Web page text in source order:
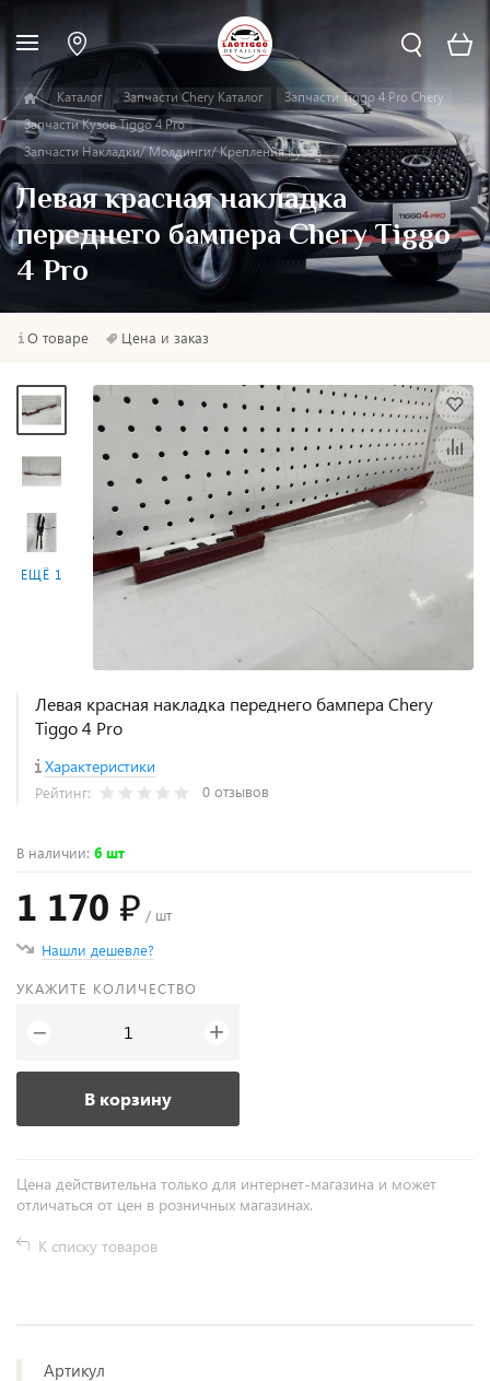
Каталог Запчасти Chery Каталог
Запчасти Tiggo 4 Pro Chery
Запчасти Кузов Tiggo 4 Pro
Запчасти Накладки/ Молдинги/ Крепления Кузов
Левая красная накладка
переднего бампера Chery Tiggo
4 Pro
О товаре Цена и заказ
ЕЩЁ 1
Левая красная накладка переднего бампера Chery
Tiggo 4 Pro
Характеристики
Рейтинг: 0 отзывов
В наличии: 6 шт
1 170 ₽ / шт
Нашли дешевле?
УКАЖИТЕ КОЛИЧЕСТВО
− +
В корзину
Цена действительна только для интернет-магазина и может
отличаться от цен в розничных магазинах.
К списку товаров
Артикул